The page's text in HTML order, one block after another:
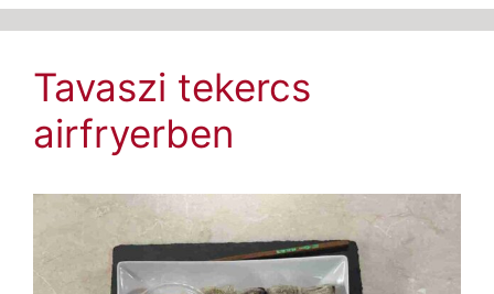
Tavaszi tekercs
airfryerben